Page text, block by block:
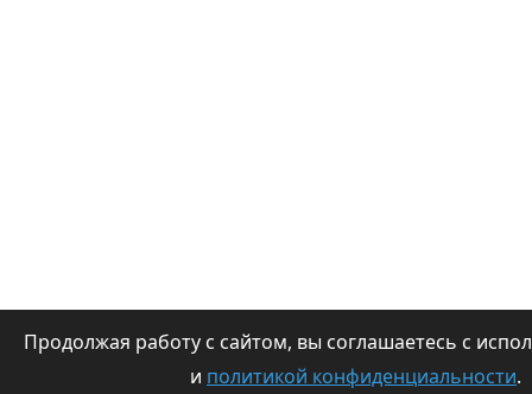
Продолжая работу с сайтом, вы соглашаетесь с
и политикой конфиденциальности.